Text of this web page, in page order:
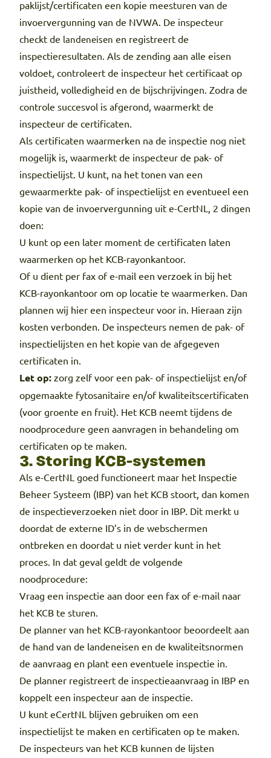
paklijst/certificaten een kopie meesturen van de
invoervergunning van de NVWA. De inspecteur
checkt de landeneisen en registreert de
inspectieresultaten. Als de zending aan alle eisen
voldoet, controleert de inspecteur het certificaat op
juistheid, volledigheid en de bijschrijvingen. Zodra de
controle succesvol is afgerond, waarmerkt de
inspecteur de certificaten.
Als certificaten waarmerken na de inspectie nog niet
mogelijk is, waarmerkt de inspecteur de pak- of
inspectielijst. U kunt, na het tonen van een
gewaarmerkte pak- of inspectielijst en eventueel een
kopie van de invoervergunning uit e-CertNL, 2 dingen
doen:
U kunt op een later moment de certificaten laten
waarmerken op het KCB-rayonkantoor.
Of u dient per fax of e-mail een verzoek in bij het
KCB-rayonkantoor om op locatie te waarmerken. Dan
plannen wij hier een inspecteur voor in. Hieraan zijn
kosten verbonden. De inspecteurs nemen de pak- of
inspectielijsten en het kopie van de afgegeven
certificaten in.
Let op: zorg zelf voor een pak- of inspectielijst en/of
opgemaakte fytosanitaire en/of kwaliteitscertificaten
(voor groente en fruit). Het KCB neemt tijdens de
noodprocedure geen aanvragen in behandeling om
certificaten op te maken.
3. Storing KCB-systemen
Als e-CertNL goed functioneert maar het Inspectie
Beheer Systeem (IBP) van het KCB stoort, dan komen
de inspectieverzoeken niet door in IBP. Dit merkt u
doordat de externe ID’s in de webschermen
ontbreken en doordat u niet verder kunt in het
proces. In dat geval geldt de volgende
noodprocedure:
Vraag een inspectie aan door een fax of e-mail naar
het KCB te sturen.
De planner van het KCB-rayonkantoor beoordeelt aan
de hand van de landeneisen en de kwaliteitsnormen
de aanvraag en plant een eventuele inspectie in.
De planner registreert de inspectieaanvraag in IBP en
koppelt een inspecteur aan de inspectie.
U kunt eCertNL blijven gebruiken om een
inspectielijst te maken en certificaten op te maken.
De inspecteurs van het KCB kunnen de lijsten